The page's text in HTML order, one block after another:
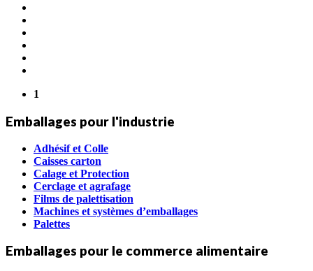
1
Emballages pour l'industrie
Adhésif et Colle
Caisses carton
Calage et Protection
Cerclage et agrafage
Films de palettisation
Machines et systèmes d’emballages
Palettes
Emballages pour le commerce alimentaire